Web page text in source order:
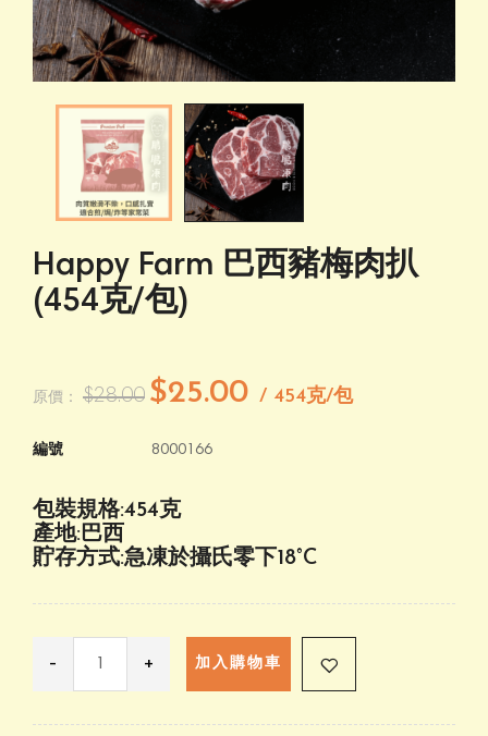
Happy Farm 巴西豬梅肉扒
(454克/包)
原價： $28.00 $25.00 / 454克/包
編號 8000166
包裝規格:454克
產地:巴西
貯存方式:急凍於攝氏零下18°C
- + 加入購物車